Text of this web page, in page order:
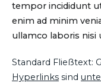
tempor incididunt
enim ad minim
ullamco laboris nisi
Standard Fließtext:
Hyperlinks sind